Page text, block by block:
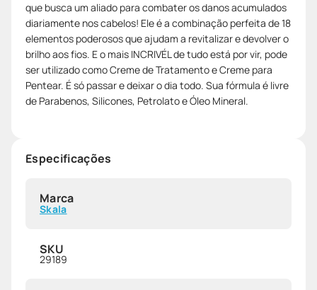
que busca um aliado para combater os danos acumulados
diariamente nos cabelos! Ele é a combinação perfeita de 18
elementos poderosos que ajudam a revitalizar e devolver o
brilho aos fios. E o mais INCRIVÉL de tudo está por vir, pode
ser utilizado como Creme de Tratamento e Creme para
Pentear. É só passar e deixar o dia todo. Sua fórmula é livre
de Parabenos, Silicones, Petrolato e Óleo Mineral.
Especificações
Marca
Skala
SKU
29189